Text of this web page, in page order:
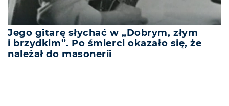
Jego gitarę słychać w „Dobrym, złym
i brzydkim”. Po śmierci okazało się, że
należał do masonerii